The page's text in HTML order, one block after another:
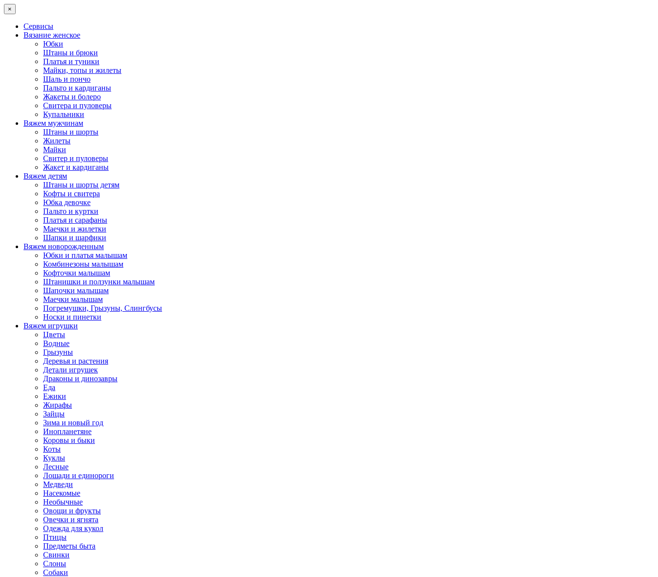
×
Сервисы
Вязание женское
Юбки
Штаны и брюки
Платья и туники
Майки, топы и жилеты
Шаль и пончо
Пальто и кардиганы
Жакеты и болеро
Свитера и пуловеры
Купальники
Вяжем мужчинам
Штаны и шорты
Жилеты
Майки
Свитер и пуловеры
Жакет и кардиганы
Вяжем детям
Штаны и шорты детям
Кофты и свитера
Юбка девочке
Пальто и куртки
Платья и сарафаны
Маечки и жилетки
Шапки и шарфики
Вяжем новорожденным
Юбки и платья малышам
Комбинезоны малышам
Кофточки малышам
Штанишки и ползунки малышам
Шапочки малышам
Маечки малышам
Погремушки, Грызуны, Слингбусы
Носки и пинетки
Вяжем игрушки
Цветы
Водные
Грызуны
Деревья и растения
Детали игрушек
Драконы и динозавры
Еда
Ежики
Жирафы
Зайцы
Зима и новый год
Инопланетяне
Коровы и быки
Коты
Куклы
Лесные
Лошади и единороги
Медведи
Насекомые
Необычные
Овощи и фрукты
Овечки и ягнята
Одежда для кукол
Птицы
Предметы быта
Свинки
Слоны
Собаки